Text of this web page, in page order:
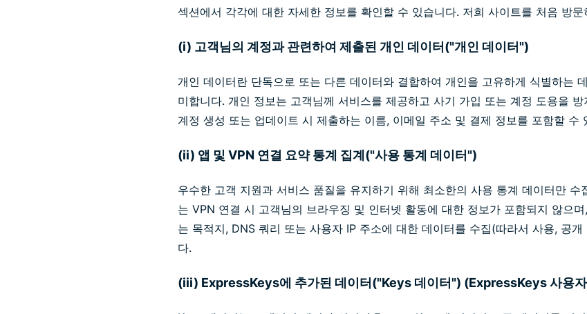
섹션에서 각각에 대한 자세한 정보를 확인할 수 있습니다. 저희 사이트를 처음 방
(i) 고객님의 계정과 관련하여 제출된 개인 데이터("개인 데이터")
개인 데이터란 단독으로 또는 다른 데이터와 결합하여 개인을 고유하게 식별하는
미합니다. 개인 정보는 고객님께 서비스를 제공하고 사기 가입 또는 계정 도용을
계정 생성 또는 업데이트 시 제출하는 이름, 이메일 주소 및 결제 정보를 포함할 수
(ii) 앱 및 VPN 연결 요약 통계 집계("사용 통계 데이터")
우수한 고객 지원과 서비스 품질을 유지하기 위해 최소한의 사용 통계 데이터만 수
는 VPN 연결 시 고객님의 브라우징 및 인터넷 활동에 대한 정보가 포함되지 않으
는 목적지, DNS 쿼리 또는 사용자 IP 주소에 대한 데이터를 수집(따라서 사용, 공
다.
(iii) ExpressKeys에 추가된 데이터("Keys 데이터") (ExpressKeys 사용